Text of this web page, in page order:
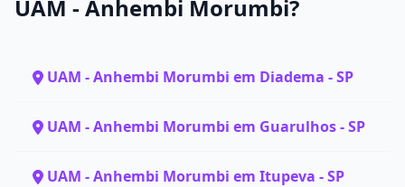
UAM - Anhembi Morumbi?
UAM - Anhembi Morumbi em Diadema - SP
UAM - Anhembi Morumbi em Guarulhos - SP
UAM - Anhembi Morumbi em Itupeva - SP